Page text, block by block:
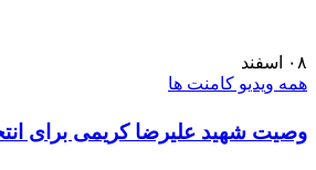
۰۸
اسفند
همه ویدیو کامنت ها
وصیت شهید علیرضا کریمی برای